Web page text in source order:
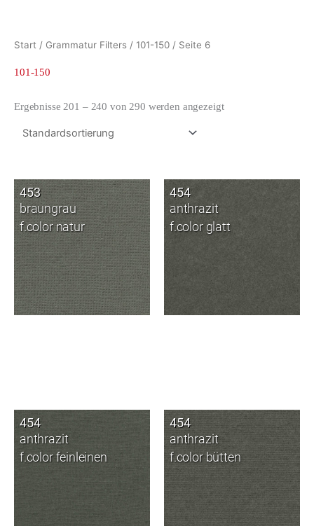
Start / Grammatur Filters / 101-150 / Seite 6
101-150
Ergebnisse 201 – 240 von 290 werden angezeigt
453
braungrau
f.color natur
454
anthrazit
f.color glatt
454
anthrazit
f.color feinleinen
454
anthrazit
f.color bütten